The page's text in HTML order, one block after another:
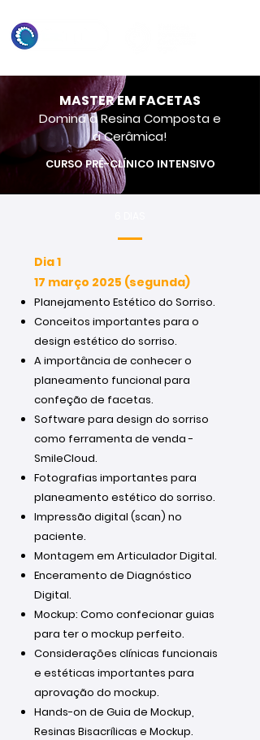
MASTER EM FACETAS
Domina a Resina Composta e
a Cerâmica!
CURSO PRÉ-CLÍNICO INTENSIVO
Dia 1
17 março 2025 (segunda)
Planejamento Estético do Sorriso.
Conceitos importantes para o
design estético do sorriso.
A importância de conhecer o
planeamento funcional para
confeção de facetas.
Software para design do sorriso
como ferramenta de venda -
SmileCloud.
Fotografias importantes para
planeamento estético do sorriso.
Impressão digital (scan) no
paciente.
Montagem em Articulador Digital.
Enceramento de Diagnóstico
Digital.
Mockup: Como confecionar guias
para ter o mockup perfeito.
Considerações clínicas funcionais
e estéticas importantes para
aprovação do mockup.
Hands-on de Guia de Mockup,
Resinas Bisacrílicas e Mockup.